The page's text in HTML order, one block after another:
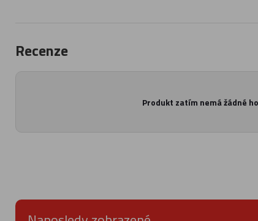
Recenze
Produkt zatím nemá žádné